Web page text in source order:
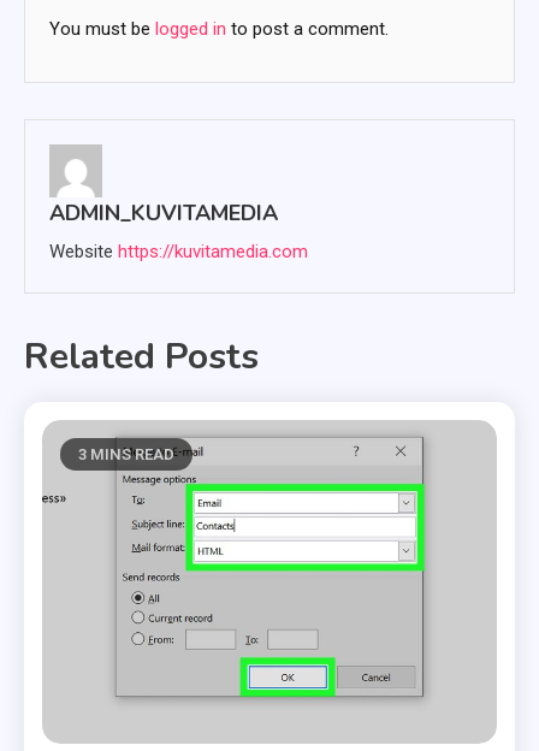
You must be logged in to post a comment.
ADMIN_KUVITAMEDIA
Website https://kuvitamedia.com
Related Posts
3 MINS READ